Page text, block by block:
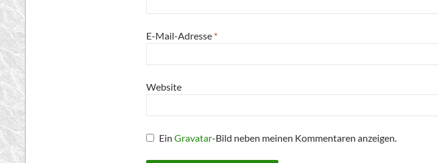
E-Mail-Adresse *
Website
EinGravatar-Bild neben meinen Kommentaren anzeigen.